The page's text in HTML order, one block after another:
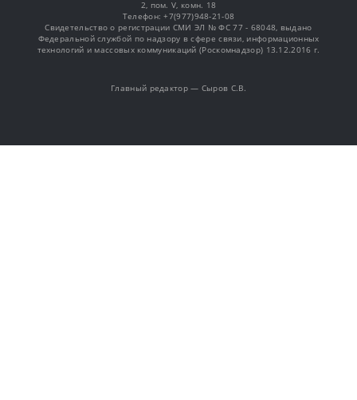
2, пом. V, комн. 18
Телефон: +7(977)948-21-08
Свидетельство о регистрации СМИ ЭЛ № ФС 77 - 68048, выдано
Федеральной службой по надзору в сфере связи, информационных
технологий и массовых коммуникаций (Роскомнадзор) 13.12.2016 г.
Главный редактор — Сыров С.В.